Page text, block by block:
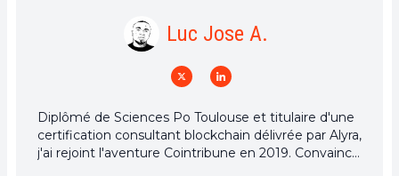
Luc Jose A.
Diplômé de Sciences Po Toulouse et titulaire d'une
certification consultant blockchain délivrée par Alyra,
j'ai rejoint l'aventure Cointribune en 2019. Convaincu